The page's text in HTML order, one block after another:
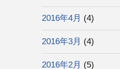
2016年4月 (4)
2016年3月 (4)
2016年2月 (5)